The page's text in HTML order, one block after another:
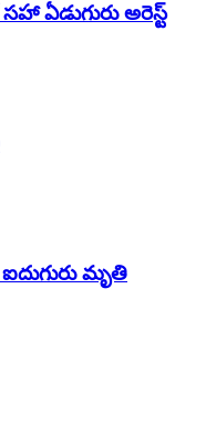
ఏడుగురు అరెస్ట్
మృతి